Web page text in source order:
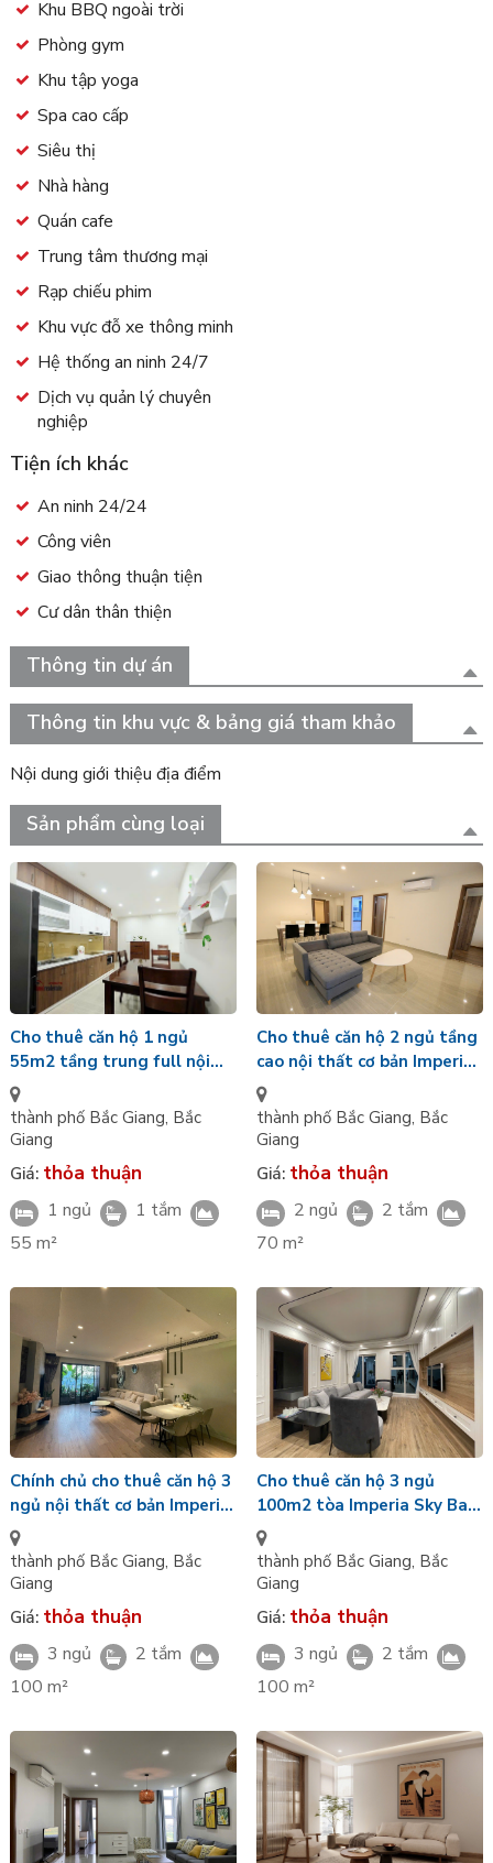
Khu BBQ ngoài trời
Phòng gym
Khu tập yoga
Spa cao cấp
Siêu thị
Nhà hàng
Quán cafe
Trung tâm thương mại
Rạp chiếu phim
Khu vực đỗ xe thông minh
Hệ thống an ninh 24/7
Dịch vụ quản lý chuyên
nghiệp
Tiện ích khác
An ninh 24/24
Công viên
Giao thông thuận tiện
Cư dân thân thiện
Thông tin dự án
Thông tin khu vực & bảng giá tham khảo
Nội dung giới thiệu địa điểm
Sản phẩm cùng loại
Cho thuê căn hộ 1 ngủ
55m2 tầng trung full nội
thất đẹp Imperia Sky Bay
Bắc Giang
thành phố Bắc Giang, Bắc
Giang
Giá: thỏa thuận
1 ngủ
1 tắm
55 m²
Cho thuê căn hộ 2 ngủ tầng
cao nội thất cơ bản Imperia
Sky Bay Bắc Giang
thành phố Bắc Giang, Bắc
Giang
Giá: thỏa thuận
2 ngủ
2 tắm
70 m²
Chính chủ cho thuê căn hộ 3
ngủ nội thất cơ bản Imperia
Sky Bay Bắc Giang
thành phố Bắc Giang, Bắc
Giang
Giá: thỏa thuận
3 ngủ
2 tắm
100 m²
Cho thuê căn hộ 3 ngủ
100m2 tòa Imperia Sky Bay
Bắc Giang full nội thất đẹp
vào ở ngay
thành phố Bắc Giang, Bắc
Giang
Giá: thỏa thuận
3 ngủ
2 tắm
100 m²